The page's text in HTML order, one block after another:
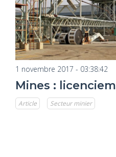
1 novembre 2017 - 03:38:42
Mines :
Article Secteur minier